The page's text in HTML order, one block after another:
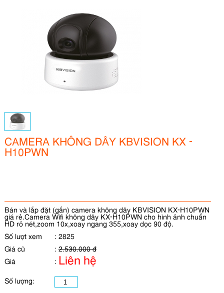
CAMERA KHÔNG DÂY KBVISION KX -
H10PWN
Bán và lắp đặt (gắn) camera không dây KBVISION KX-H10PWN
giá rẻ.Camera Wifi không dây KX-H10PWN cho hình ảnh chuẩn
HD rỏ nét,zoom 10x,xoay ngang 355,xoay dọc 90 độ.
Số lượt xem
: 2825
Giá cũ
: 2.530.000 đ
Giá
: Liên hệ
Số lượng: